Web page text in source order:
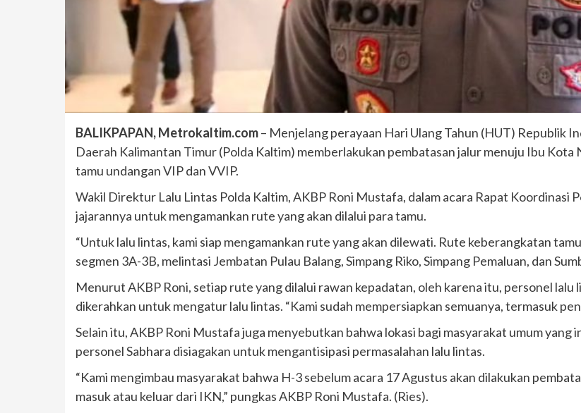
BALIKPAPAN, Metrokaltim.com– Menjelang perayaan Hari Ulang Tahun (HUT) Republik
Daerah Kalimantan Timur (Polda Kaltim) memberlakukan pembatasan jalur menuju Ibu
tamu undangan VIP dan VVIP.
Wakil Direktur Lalu Lintas Polda Kaltim, AKBP Roni Mustafa, dalam acara Rapat Koordinasi
jajarannya untuk mengamankan rute yang akan dilalui para tamu.
“Untuk lalu lintas, kami siap mengamankan rute yang akan dilewati. Rute keberangkatan
segmen 3A-3B, melintasi Jembatan Pulau Balang, Simpang Riko, Simpang Pemaluan, dan
Menurut AKBP Roni, setiap rute yang dilalui rawan kepadatan, oleh karena itu, personel lalu
dikerahkan untuk mengatur lalu lintas. “Kami sudah mempersiapkan semuanya, termasuk
Selain itu, AKBP Roni Mustafa juga menyebutkan bahwa lokasi bagi masyarakat umum
personel Sabhara disiagakan untuk mengantisipasi permasalahan lalu lintas.
“Kami mengimbau masyarakat bahwa H-3 sebelum acara 17 Agustus akan dilakukan
masuk atau keluar dari IKN,” pungkas AKBP Roni Mustafa. (Ries).